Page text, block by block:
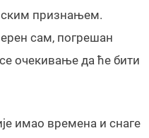
признањем.
сам, погрешан
очекивање да ће бити
имао времена и снаге